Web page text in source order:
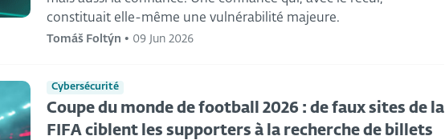
constituait elle-même une vulnérabilité majeure.
Tomáš Foltýn • 09 Jun 2026
Cybersécurité
Coupe du monde de football 2026 : de faux sites de la
FIFA ciblent les supporters à la recherche de billets